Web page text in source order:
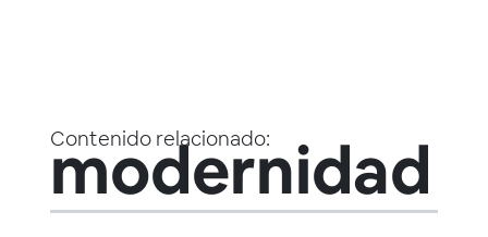
Contenido relacionado:
modernidad